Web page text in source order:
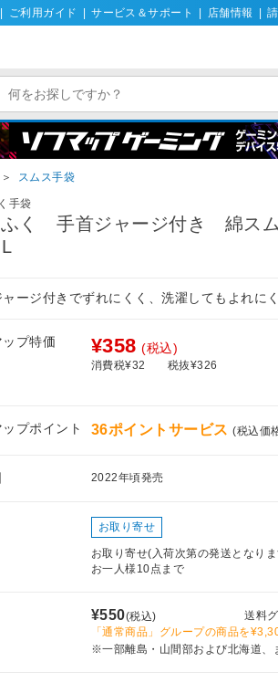
ご利用ガイド サービス＆サポート 店舗情報
＞ スムス手袋
手袋
ふく 手首ジャージ付き 綿ス
ージ付きでずれにくく、洗濯してもよれに
ップ特価 ¥358 (税込)
消費税¥32 税抜¥326
ップポイント 36ポイントサービス(税込価
2022年頃発売
お取り寄せ
お取り寄せ(入荷次第の発送となり
お一人様10点まで
¥550(税込) 送料
「通常商品」グループの商品を
※一部離島・山間部および北海道、